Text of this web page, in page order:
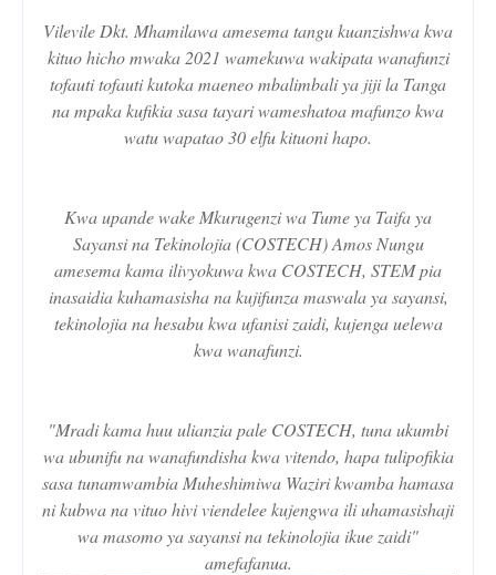
Vilevile Dkt. Mhamilawa amesema tangu kuanzishwa kwa
kituo hicho mwaka 2021 wamekuwa wakipata wanafunzi
tofauti tofauti kutoka maeneo mbalimbali ya jiji la Tanga
na mpaka kufikia sasa tayari wameshatoa mafunzo kwa
watu wapatao 30 elfu kituoni hapo.
Kwa upande wake Mkurugenzi wa Tume ya Taifa ya
Sayansi na Tekinolojia (COSTECH) Amos Nungu
amesema kama ilivyokuwa kwa COSTECH, STEM pia
inasaidia kuhamasisha na kujifunza maswala ya sayansi,
tekinolojia na hesabu kwa ufanisi zaidi, kujenga uelewa
kwa wanafunzi.
"Mradi kama huu ulianzia pale COSTECH, tuna ukumbi
wa ubunifu na wanafundisha kwa vitendo, hapa tulipofikia
sasa tunamwambia Muheshimiwa Waziri kwamba hamasa
ni kubwa na vituo hivi viendelee kujengwa ili uhamasishaji
wa masomo ya sayansi na tekinolojia ikue zaidi"
amefafanua.